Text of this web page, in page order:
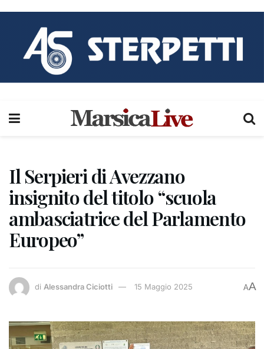
Il Serpieri di Avezzano
insignito del titolo “scuola
ambasciatrice del Parlamento
Europeo”
di Alessandra Ciciotti 15 Maggio 2025 AA